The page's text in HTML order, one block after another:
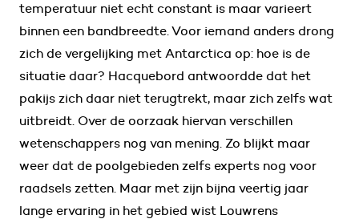
temperatuur niet echt constant is maar varieert
binnen een bandbreedte. Voor iemand anders drong
zich de vergelijking met Antarctica op: hoe is de
situatie daar? Hacquebord antwoordde dat het
pakijs zich daar niet terugtrekt, maar zich zelfs wat
uitbreidt. Over de oorzaak hiervan verschillen
wetenschappers nog van mening. Zo blijkt maar
weer dat de poolgebieden zelfs experts nog voor
raadsels zetten. Maar met zijn bijna veertig jaar
lange ervaring in het gebied wist Louwrens